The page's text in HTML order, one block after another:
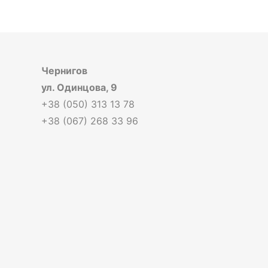
Чернигов
ул. Одинцова, 9
+38 (050) 313 13 78
+38 (067) 268 33 96